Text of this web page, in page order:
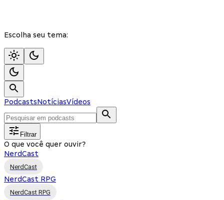
Escolha seu tema:
PodcastsNotíciasVídeos
Filtrar
O que você quer ouvir?
NerdCast
NerdCast
NerdCast RPG
NerdCast RPG